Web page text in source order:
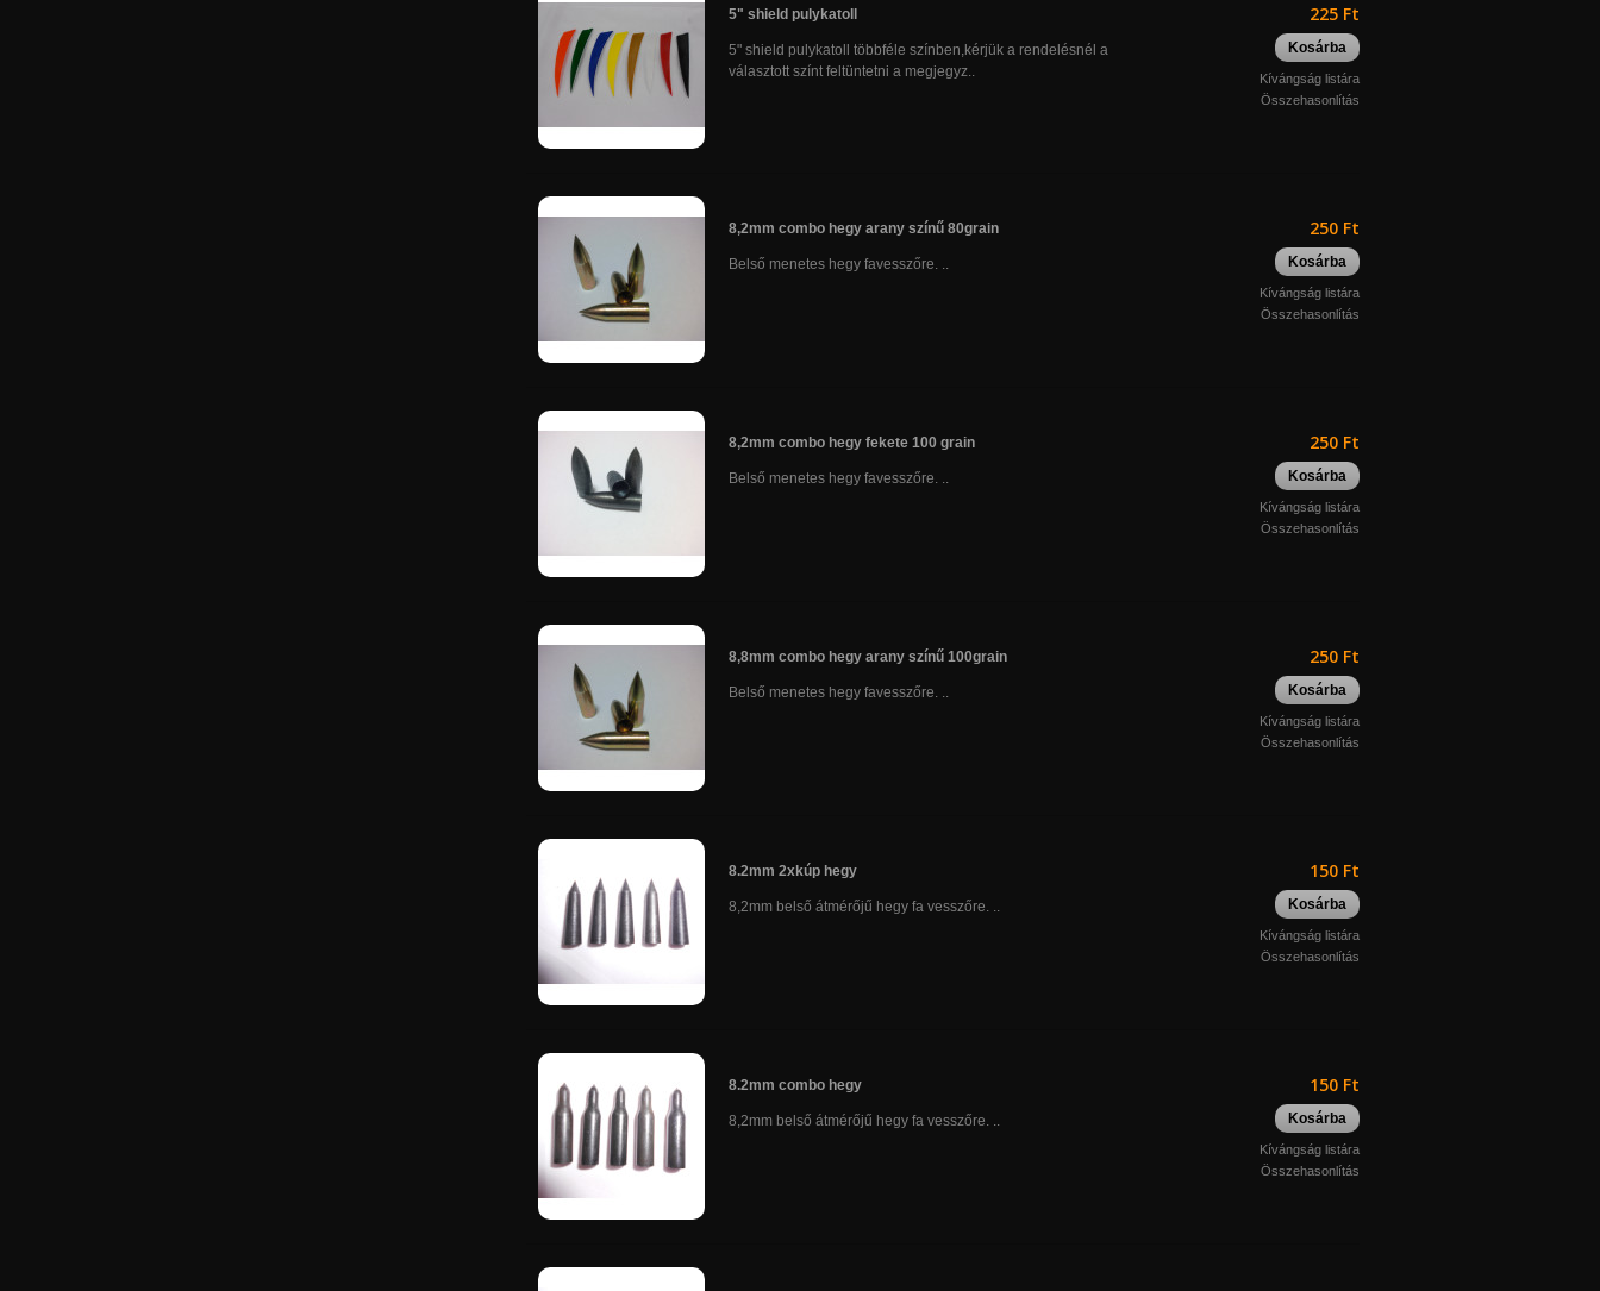
5" shield pulykatoll
5" shield pulykatoll többféle színben,kérjük a rendelésnél a
választott színt feltüntetni a megjegyz..
225 Ft
Kosárba
Kívángság listára
Összehasonlítás
8,2mm combo hegy arany színű 80grain
Belső menetes hegy favesszőre. ..
250 Ft
Kosárba
Kívángság listára
Összehasonlítás
8,2mm combo hegy fekete 100 grain
Belső menetes hegy favesszőre. ..
250 Ft
Kosárba
Kívángság listára
Összehasonlítás
8,8mm combo hegy arany színű 100grain
Belső menetes hegy favesszőre. ..
250 Ft
Kosárba
Kívángság listára
Összehasonlítás
8.2mm 2xkúp hegy
8,2mm belső átmérőjű hegy fa vesszőre. ..
150 Ft
Kosárba
Kívángság listára
Összehasonlítás
8.2mm combo hegy
8,2mm belső átmérőjű hegy fa vesszőre. ..
150 Ft
Kosárba
Kívángság listára
Összehasonlítás